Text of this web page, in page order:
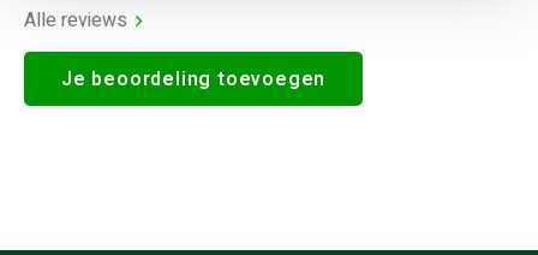
Alle reviews
Je beoordeling toevoegen